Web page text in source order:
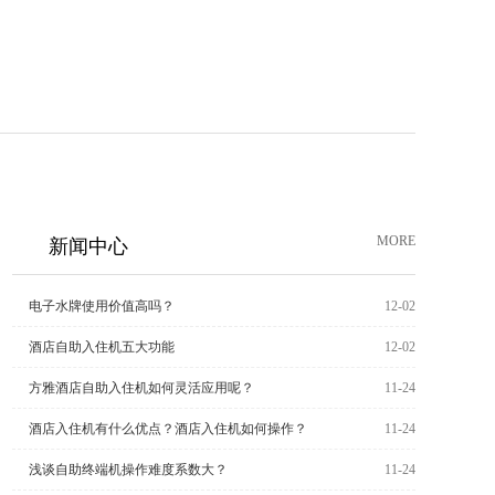
MORE
新闻中心
12-02
电子水牌使用价值高吗？
12-02
酒店自助入住机五大功能
11-24
方雅酒店自助入住机如何灵活应用呢？
11-24
酒店入住机有什么优点？酒店入住机如何操作？
11-24
浅谈自助终端机操作难度系数大？